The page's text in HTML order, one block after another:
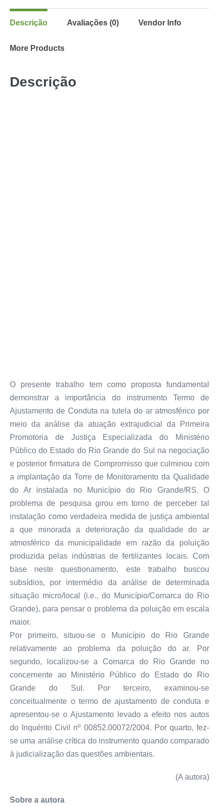
Descrição Avaliações (0) Vendor Info
More Products
Descrição
O presente trabalho tem como proposta fundamental
demonstrar a importância do instrumento Termo de
Ajustamento de Conduta na tutela do ar atmosférico por
meio da análise da atuação extrajudicial da Primeira
Promotoria de Justiça Especializada do Ministério
Público do Estado do Rio Grande do Sul na negociação
e posterior firmatura de Compromisso que culminou com
a implantação da Torre de Monitoramento da Qualidade
do Ar instalada no Município do Rio Grande/RS. O
problema de pesquisa girou em torno de perceber tal
instalação como verdadeira medida de justiça ambiental
a que minorada a deterioração da qualidade do ar
atmosférico da municipalidade em razão da poluição
produzida pelas indústrias de fertilizantes locais. Com
base neste questionamento, este trabalho buscou
subsídios, por intermédio da análise de determinada
situação micro/local (i.e., do Município/Comarca do Rio
Grande), para pensar o problema da poluição em escala
maior.
Por primeiro, situou-se o Município do Rio Grande
relativamente ao problema da poluição do ar. Por
segundo, localizou-se a Comarca do Rio Grande no
concernente ao Ministério Público do Estado do Rio
Grande do Sul. Por terceiro, examinou-se
conceitualmente o termo de ajustamento de conduta e
apresentou-se o Ajustamento levado a efeito nos autos
do Inquérito Civil nº 00852.00072/2004. Por quarto, fez-
se uma análise crítica do instrumento quando comparado
à judicialização das questões ambientais.
(A autora)
Sobre a autora